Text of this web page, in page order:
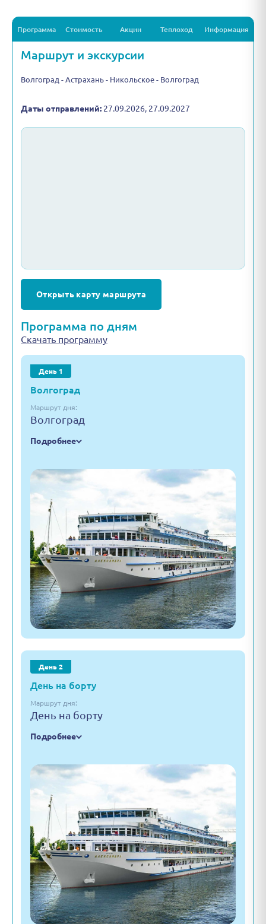
Программа Стоимость Акции Теплоход Информация
Маршрут и экскурсии
Волгоград - Астрахань - Никольское - Волгоград
Даты отправлений: 27.09.2026, 27.09.2027
Открыть карту маршрута
Программа по дням
Скачать программу
День 1
Волгоград
Маршрут дня:
Волгоград
Подробнее
День 2
День на борту
Маршрут дня:
День на борту
Подробнее